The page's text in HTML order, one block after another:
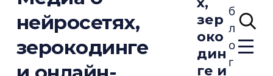
нейросетях,
зерокодинге
зер
око
дин
ге и
б
л
о
г